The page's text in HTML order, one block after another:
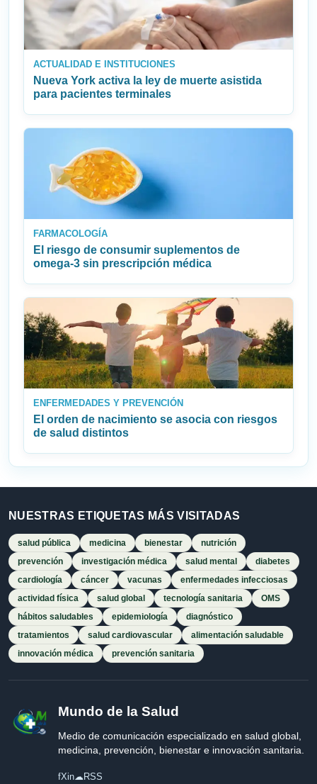
ACTUALIDAD E INSTITUCIONES
Nueva York activa la ley de muerte asistida
para pacientes terminales
FARMACOLOGÍA
El riesgo de consumir suplementos de
omega‑3 sin prescripción médica
ENFERMEDADES Y PREVENCIÓN
El orden de nacimiento se asocia con riesgos
de salud distintos
NUESTRAS ETIQUETAS MÁS VISITADAS
salud pública medicina bienestar
nutrición
prevención
investigación médica salud mental
diabetes
cardiología
cáncer vacunas
enfermedades infecciosas
actividad física
salud global tecnología sanitaria
OMS
hábitos saludables
epidemiología
diagnóstico
tratamientos
salud cardiovascular
alimentación saludable
innovación médica
prevención sanitaria
Mundo de la Salud
Medio de comunicación especializado en salud global,
medicina, prevención, bienestar e innovación sanitaria.
fXin☁RSS